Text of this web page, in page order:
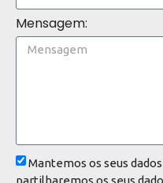
Mensagem:
Mantemos os seus
partilharemos os seus